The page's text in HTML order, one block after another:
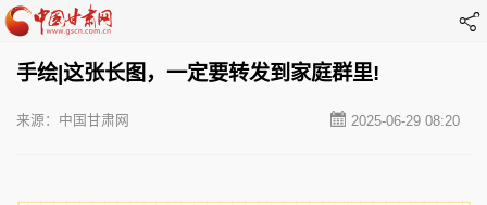
手绘|这张长图，一定要转发到家庭群里!
2025-06-29 08:20
来源：中国甘肃网